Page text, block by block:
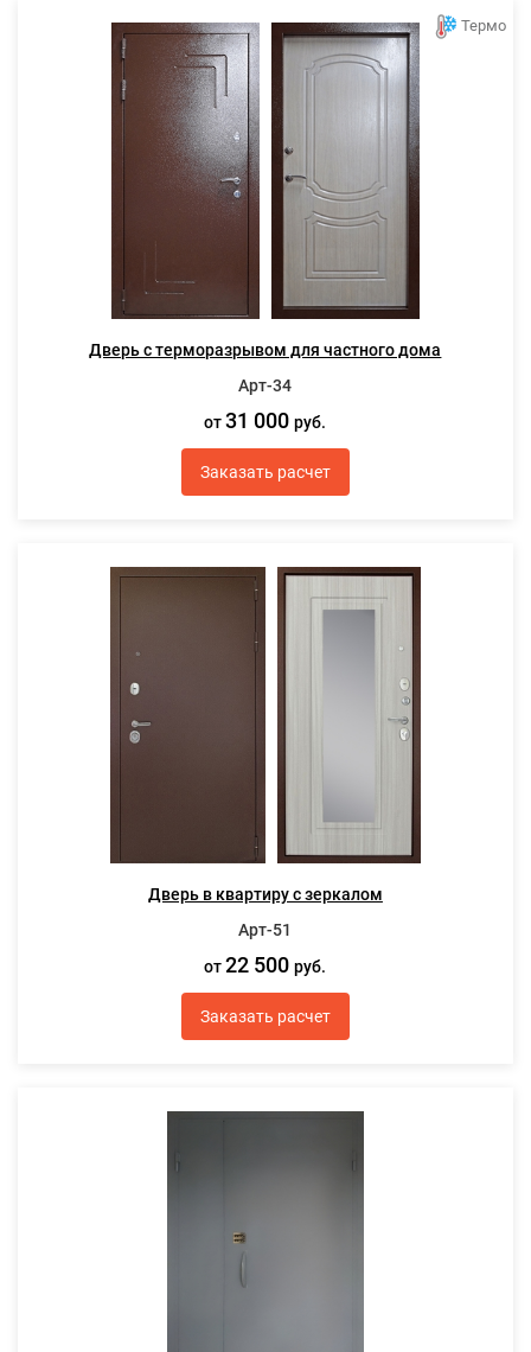
Термо
Дверь с терморазрывом для частного дома
Арт-34
от31 000руб.
Заказать расчет
Дверь в квартиру с зеркалом
Арт-51
от22 500руб.
Заказать расчет